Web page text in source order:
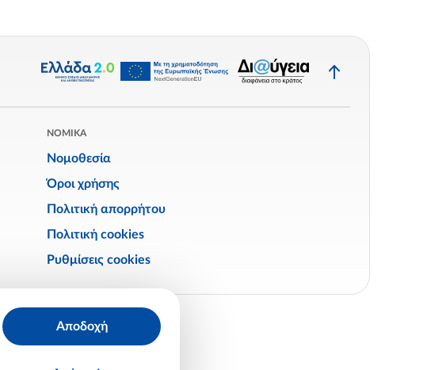
Επιστροφή
ΝΟΜΙΚΑ
Νομοθεσία
Όροι χρήσης
Πολιτική απορρήτου
Πολιτική cookies
Ρυθμίσεις cookies
Αποδοχή